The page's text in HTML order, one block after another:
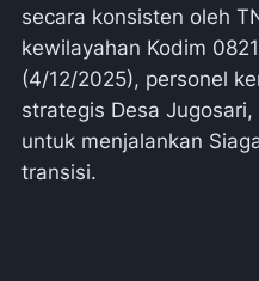
secara konsisten oleh
kewilayahan Kodim
(4/12/2025), personel
strategis Desa
untuk menjalankan
transisi.